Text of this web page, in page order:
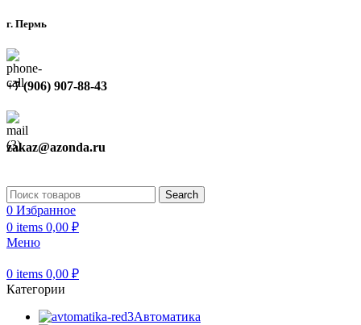
г. Пермь
+7 (906) 907-88-43
zakaz@azonda.ru
Search
0 Избранное
0 items 0,00 ₽
Меню
0 items 0,00 ₽
Категории
Автоматика